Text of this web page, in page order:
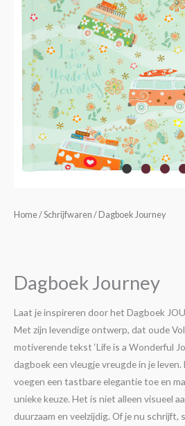
Home/Schrijfwaren / Dagboek Journey
Dagboek Journey
Laat je inspireren door het Dagboek
Met zijn levendige ontwerp, dat oude
motiverende tekst ‘Life is a Wonderful
dagboek een vleugje vreugde in je
voegen een tastbare elegantie toe en
unieke keuze. Het is niet alleen visueel
duurzaam en veelzijdig. Of je nu
Dagboek